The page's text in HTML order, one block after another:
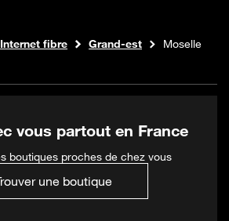
Internet fibre Grand-est Moselle